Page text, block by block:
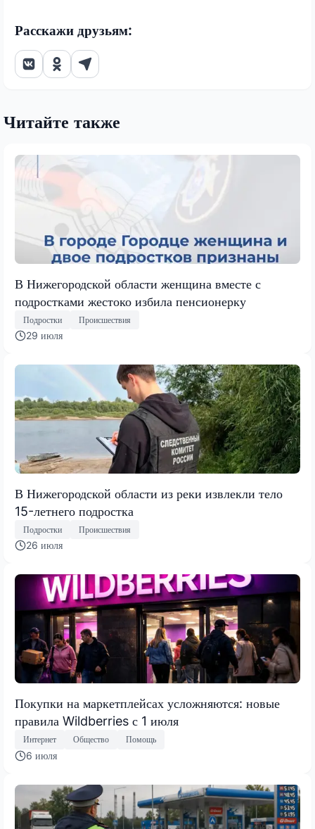
Расскажи друзьям:
Читайте также
В Нижегородской области женщина вместе с
подростками жестоко избила пенсионерку
Подростки Происшествия
29 июля
В Нижегородской области из реки извлекли тело
15-летнего подростка
Подростки Происшествия
26 июля
Покупки на маркетплейсах усложняются: новые
правила Wildberries с 1 июля
Интернет Общество Помощь
6 июля